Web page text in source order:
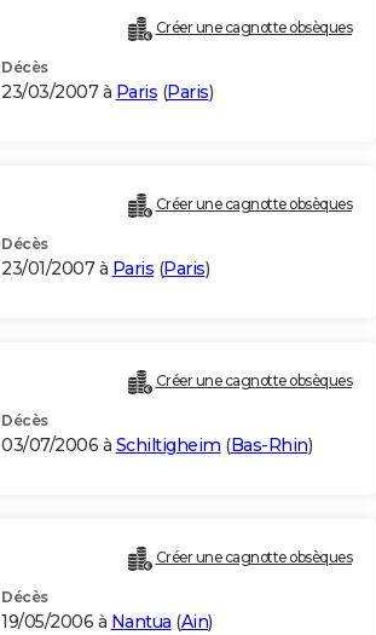
Créer une cagnotte obsèques
Décès
23/03/2007 à Paris (Paris)
Créer une cagnotte obsèques
Décès
23/01/2007 à Paris (Paris)
Créer une cagnotte obsèques
Décès
03/07/2006 à Schiltigheim (Bas-Rhin)
Créer une cagnotte obsèques
Décès
19/05/2006 à Nantua (Ain)